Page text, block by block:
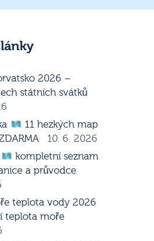
2026 –
státních svátků
11 hezkých map
10. 6. 2026
kompletní seznam
a průvodce
teplota vody 2026
teplota moře